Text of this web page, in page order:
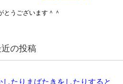
とうございます＾＾
の投稿
したりまばたきをしたりすると